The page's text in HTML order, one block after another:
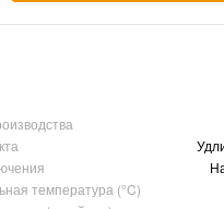
температура (°C)